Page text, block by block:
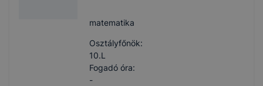
matematika
Osztályfőnök:
10.L
Fogadó óra:
-